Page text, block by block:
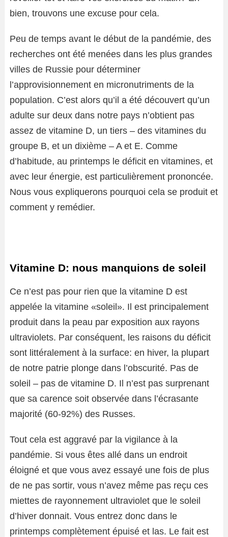
bien, trouvons une excuse pour cela.
Peu de temps avant le début de la pandémie, des
recherches ont été menées dans les plus grandes
villes de Russie pour déterminer
l’approvisionnement en micronutriments de la
population. C’est alors qu’il a été découvert qu’un
adulte sur deux dans notre pays n’obtient pas
assez de vitamine D, un tiers – des vitamines du
groupe B, et un dixième – A et E. Comme
d’habitude, au printemps le déficit en vitamines, et
avec leur énergie, est particulièrement prononcée.
Nous vous expliquerons pourquoi cela se produit et
comment y remédier.
Vitamine D: nous manquions de soleil
Ce n’est pas pour rien que la vitamine D est
appelée la vitamine «soleil». Il est principalement
produit dans la peau par exposition aux rayons
ultraviolets. Par conséquent, les raisons du déficit
sont littéralement à la surface: en hiver, la plupart
de notre patrie plonge dans l’obscurité. Pas de
soleil – pas de vitamine D. Il n’est pas surprenant
que sa carence soit observée dans l’écrasante
majorité (60-92%) des Russes.
Tout cela est aggravé par la vigilance à la
pandémie. Si vous êtes allé dans un endroit
éloigné et que vous avez essayé une fois de plus
de ne pas sortir, vous n’avez même pas reçu ces
miettes de rayonnement ultraviolet que le soleil
d’hiver donnait. Vous entrez donc dans le
printemps complètement épuisé et las. Le fait est